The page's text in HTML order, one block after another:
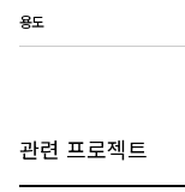
용도
관련 프로젝트